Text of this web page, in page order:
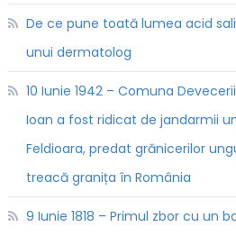
De ce pune toată lumea acid
unui dermatolog
10 Iunie 1942 – Comuna
Ioan a fost ridicat de jandarmii
Feldioara, predat grănicerilor
treacă granița în România
9 Iunie 1818 – Primul zbor cu un